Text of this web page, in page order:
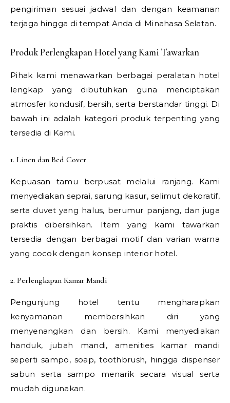
pengiriman sesuai jadwal dan dengan keamanan
terjaga hingga di tempat Anda di Minahasa Selatan.
Produk Perlengkapan Hotel yang Kami Tawarkan
Pihak kami menawarkan berbagai peralatan hotel
lengkap yang dibutuhkan guna menciptakan
atmosfer kondusif, bersih, serta berstandar tinggi. Di
bawah ini adalah kategori produk terpenting yang
tersedia di Kami.
1. Linen dan Bed Cover
Kepuasan tamu berpusat melalui ranjang. Kami
menyediakan seprai, sarung kasur, selimut dekoratif,
serta duvet yang halus, berumur panjang, dan juga
praktis dibersihkan. Item yang kami tawarkan
tersedia dengan berbagai motif dan varian warna
yang cocok dengan konsep interior hotel.
2. Perlengkapan Kamar Mandi
Pengunjung hotel tentu mengharapkan
kenyamanan membersihkan diri yang
menyenangkan dan bersih. Kami menyediakan
handuk, jubah mandi, amenities kamar mandi
seperti sampo, soap, toothbrush, hingga dispenser
sabun serta sampo menarik secara visual serta
mudah digunakan.